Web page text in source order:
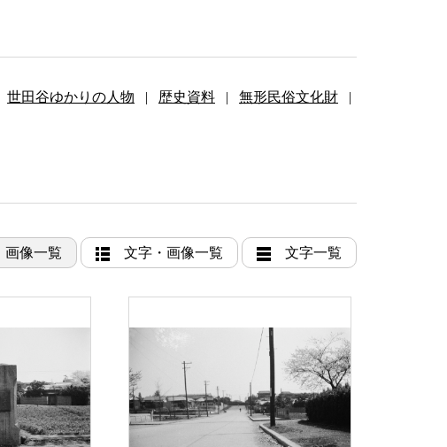
世田谷ゆかりの人物 | 歴史資料 | 無形民俗文化財
|
画像一覧 文字・画像一覧 文字一覧